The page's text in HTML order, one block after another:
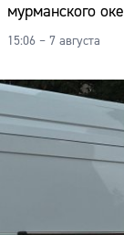
мурманского
15:06 – 7 августа